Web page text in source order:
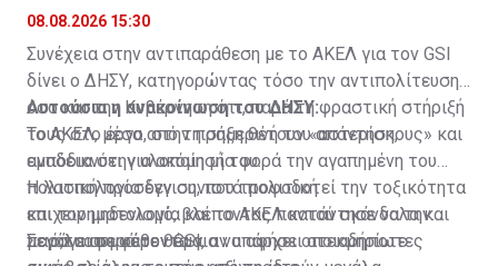
«αστερίσκους»
08.08.2026 15:30
Συνέχεια στην αντιπαράθεση με το ΑΚΕΛ για τον GSI
δίνει ο ΔΗΣΥ, κατηγορώντας τόσο την αντιπολίτευση
όσο και την Κυβέρνηση ότι, παρά τη φραστική στήριξή
τους στο έργο, στην πράξη θέτουν «αστερίσκους» και
εμπόδια στην υλοποίησή του.
Αυτούσια η ανακοίνωση του ΔΗΣΥ:
Το ΑΚΕΛ, μέσα από τη σημερινή του απάντηση,
αναδεικνύει για ακόμη μία φορά την αγαπημένη του
πολιτική προσέγγιση, που τροφοδοτεί την τοξικότητα
και τον μηδενισμό, βλέποντας παντού σκάνδαλα και
μεγάλα συμφέροντα για να αφήσει ατεκμηρίωτες
Η λασπολογία δεν συνιστά πολιτική
επιχειρηματολογία και το ΑΚΕΛ κατάντησε να την
παράγει σε κάθε θέμα.
Σε ό,τι αφορά τον GSI, αν υπάρχει οποιαδήποτε